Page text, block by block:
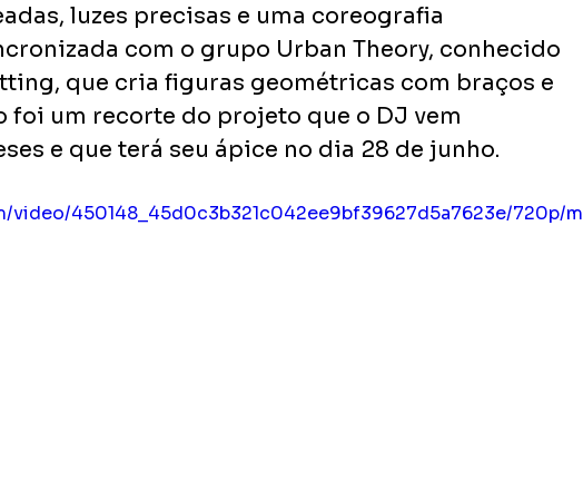
luzes precisas e uma coreografia
com o grupo Urban Theory, conhecido
que cria figuras geométricas com braços e
foi um recorte do projeto que o DJ vem
e que terá seu ápice no dia 28 de junho.
450148_45d0c3b321c042ee9bf39627d5a7623e/720p/m